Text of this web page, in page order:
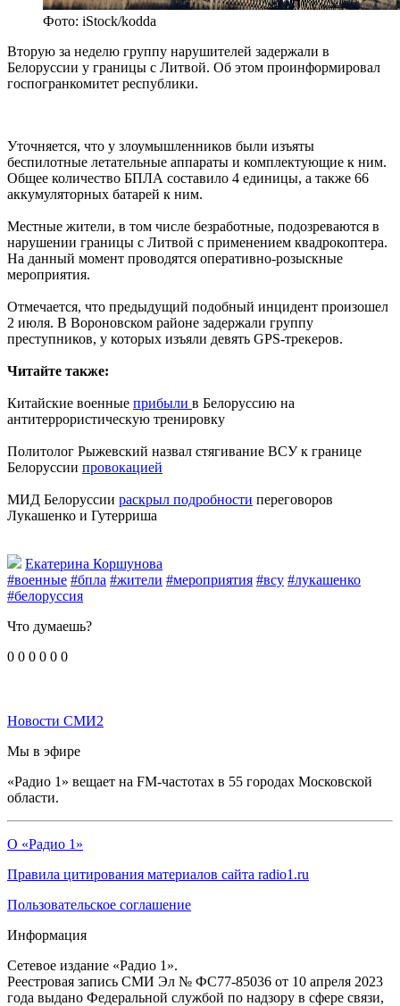
Фото: iStock/kodda
Вторую за неделю группу нарушителей задержали в
Белоруссии у границы с Литвой. Об этом проинформировал
госпогранкомитет республики.
Уточняется, что у злоумышленников были изъяты
беспилотные летательные аппараты и комплектующие к ним.
Общее количество БПЛА составило 4 единицы, а также 66
аккумуляторных батарей к ним.
Местные жители, в том числе безработные, подозреваются в
нарушении границы с Литвой с применением квадрокоптера.
На данный момент проводятся оперативно-розыскные
мероприятия.
Отмечается, что предыдущий подобный инцидент произошел
2 июля. В Вороновском районе задержали группу
преступников, у которых изъяли девять GPS-трекеров.
Читайте также:
Китайские военные прибыли в Белоруссию на
антитеррористическую тренировку
Политолог Рыжевский назвал стягивание ВСУ к границе
Белоруссии провокацией
МИД Белоруссии раскрыл подробности переговоров
Лукашенко и Гутерриша
Екатерина Коршунова
#военные #бпла #жители #мероприятия #всу #лукашенко
#белоруссия
Что думаешь?
0 0 0 0 0 0
Новости СМИ2
Мы в эфире
«Радио 1» вещает на FM-частотах в 55 городах Московской
области.
О «Радио 1»
Правила цитирования материалов сайта radio1.ru
Пользовательское соглашение
Информация
Сетевое издание «Радио 1».
Реестровая запись СМИ Эл № ФС77-85036 от 10 апреля 2023
года выдано Федеральной службой по надзору в сфере связи,